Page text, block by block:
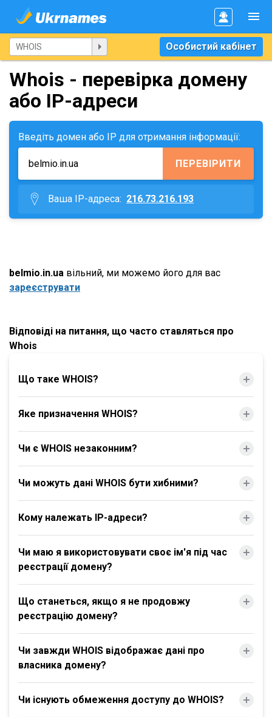
Особистий кабінет
Whois - перевірка домену
або IP-адреси
Введіть домен або IP для отримання інформації:
ПЕРЕВІРИТИ
Ваша IP-адреса: 216.73.216.193
belmio.in.ua вільний, ми можемо його для вас
зареєструвати
Відповіді на питання, що часто ставляться про
Whois
Що таке WHOIS?
Яке призначення WHOIS?
Чи є WHOIS незаконним?
Чи можуть дані WHOIS бути хибними?
Кому належать IP-адреси?
Чи маю я використовувати своє ім'я під час
реєстрації домену?
Що станеться, якщо я не продовжу
реєстрацію домену?
Чи завжди WHOIS відображає дані про
власника домену?
Чи існують обмеження доступу до WHOIS?